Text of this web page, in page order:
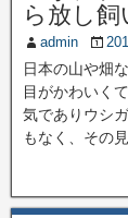
ら放し
admin
日本の山や畑
目がかわいく
気でありウシ
もなく、その